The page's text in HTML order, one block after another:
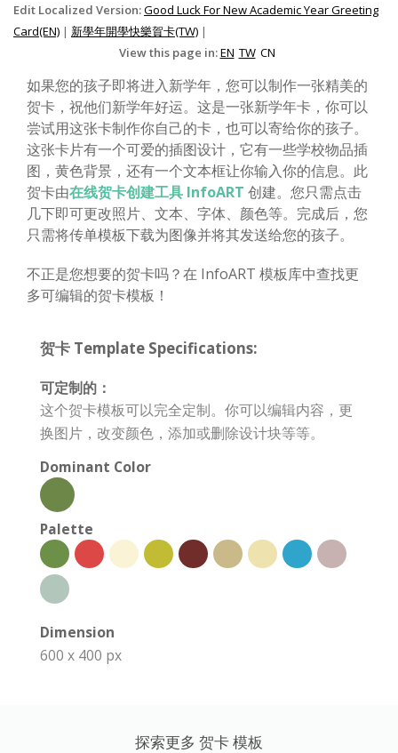
Edit Localized Version:Good Luck For New Academic Year Greeting
Card(EN) | 新學年開學快樂賀卡(TW) |
View this page in:EN TW CN
如果您的孩子即将进入新学年，您可以制作一张精美的
贺卡，祝他们新学年好运。这是一张新学年卡，你可以
尝试用这张卡制作你自己的卡，也可以寄给你的孩子。
这张卡片有一个可爱的插图设计，它有一些学校物品插
图，黄色背景，还有一个文本框让你输入你的信息。此
贺卡由在线贺卡创建工具 InfoART 创建。您只需点击
几下即可更改照片、文本、字体、颜色等。完成后，您
只需将传单模板下载为图像并将其发送给您的孩子。
不正是您想要的贺卡吗？在 InfoART 模板库中查找更
多可编辑的贺卡模板！
贺卡 Template Specifications:
可定制的：
这个贺卡模板可以完全定制。你可以编辑内容，更
换图片，改变颜色，添加或删除设计块等等。
Dominant Color
Palette
Dimension
600 x 400 px
探索更多 贺卡 模板